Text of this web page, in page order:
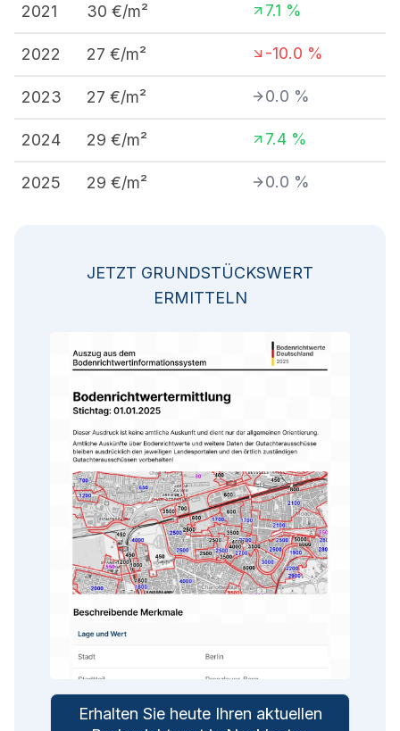
2021 30 €/m² 7.1 %
2022 27 €/m² -10.0 %
2023 27 €/m² 0.0 %
2024 29 €/m² 7.4 %
2025 29 €/m² 0.0 %
JETZT GRUNDSTÜCKSWERT
ERMITTELN
Erhalten Sie heute Ihren aktuellen